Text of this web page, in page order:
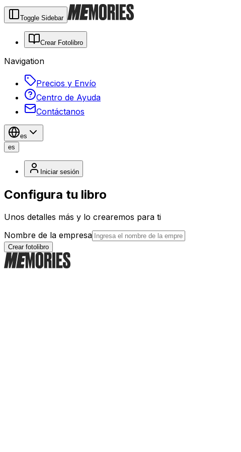
Toggle Sidebar
Crear Fotolibro
Navigation
Precios y Envío
Centro de Ayuda
Contáctanos
es
es
Iniciar sesión
Configura tu libro
Unos detalles más y lo crearemos para ti
Nombre de la empresa
Crear fotolibro